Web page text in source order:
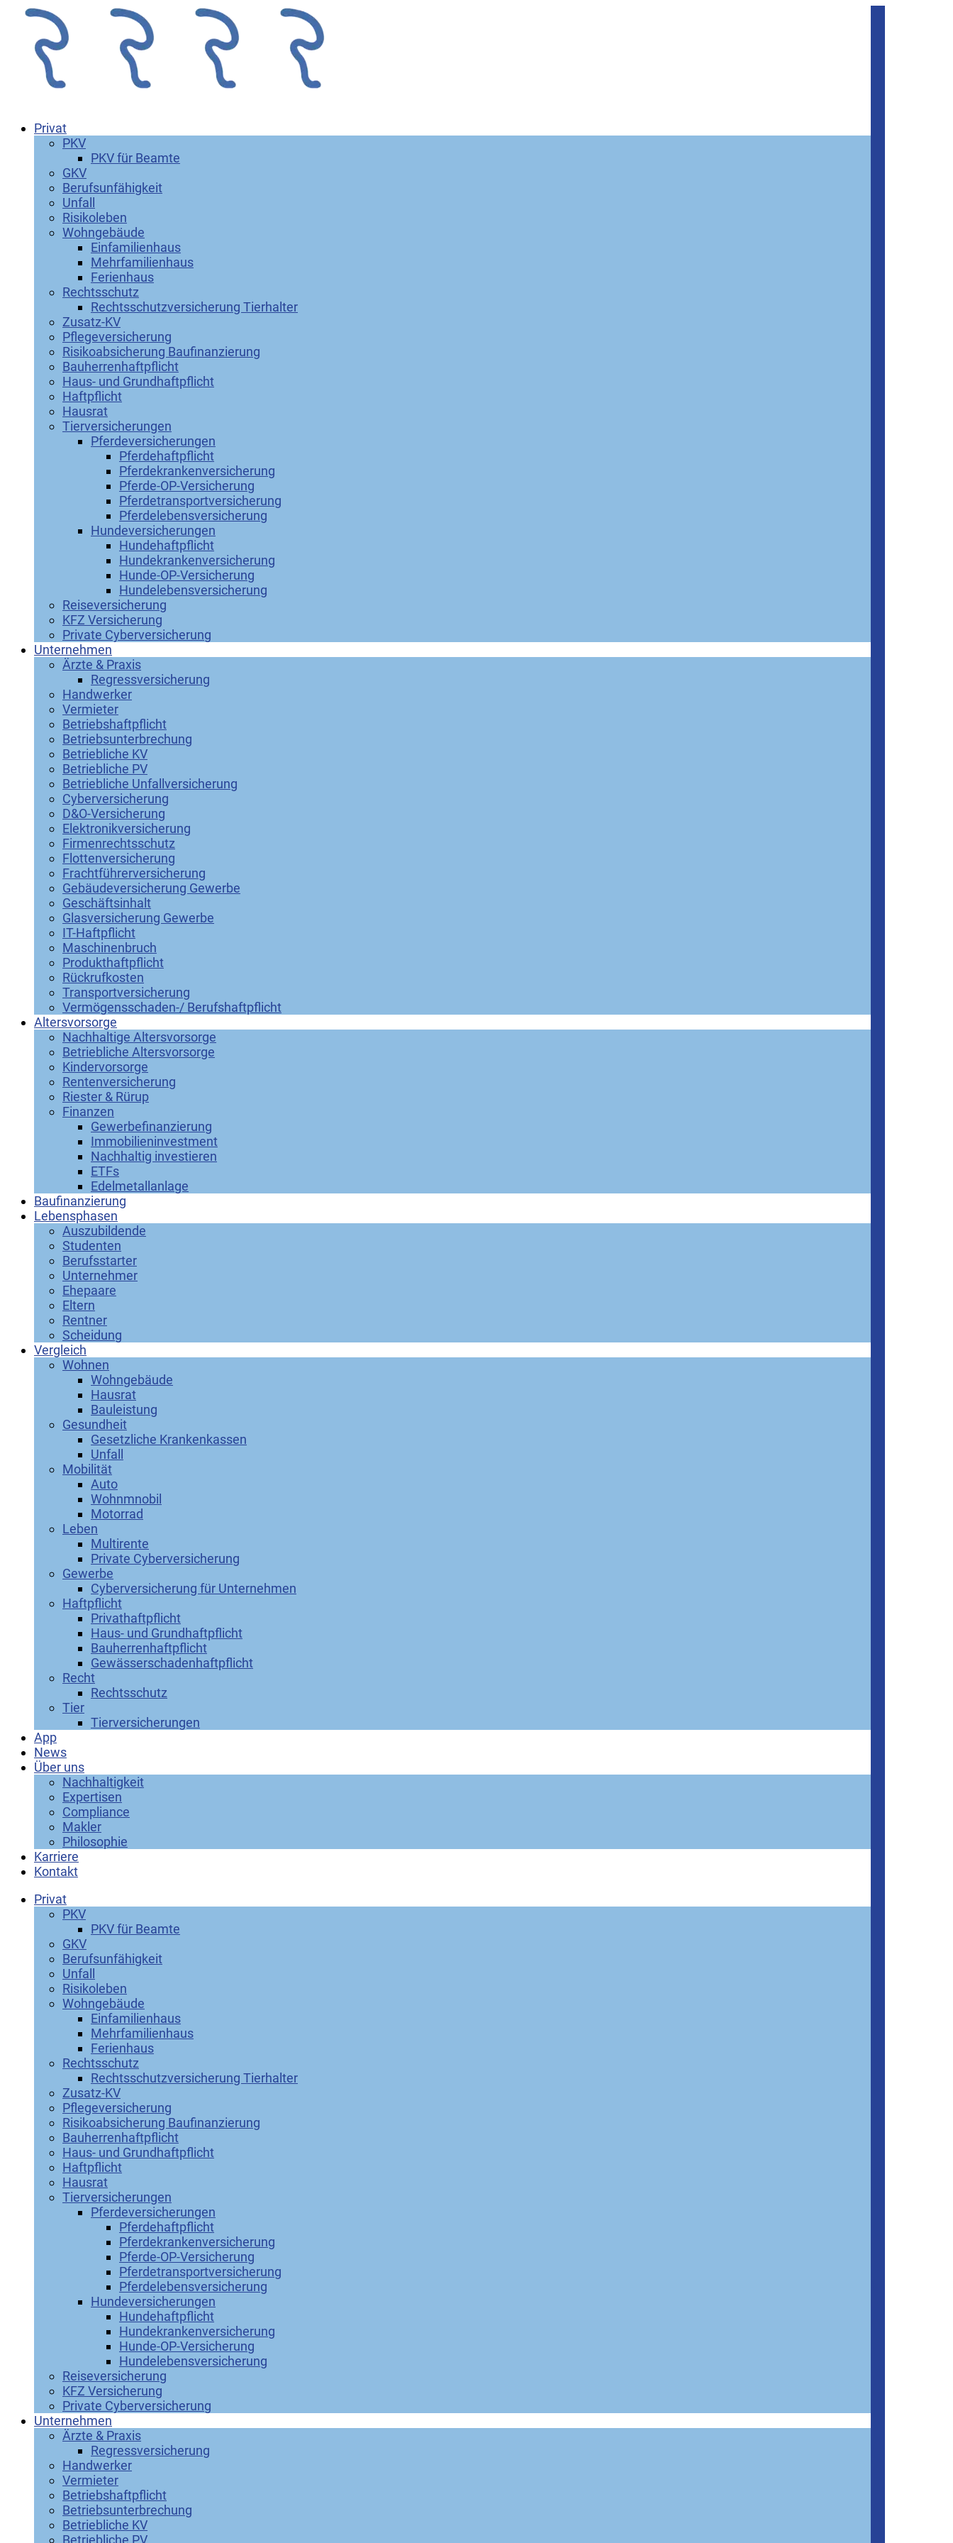
Privat
PKV
PKV für Beamte
GKV
Berufsunfähigkeit
Unfall
Risikoleben
Wohngebäude
Einfamilienhaus
Mehrfamilienhaus
Ferienhaus
Rechtsschutz
Rechtsschutzversicherung Tierhalter
Zusatz-KV
Pflegeversicherung
Risikoabsicherung Baufinanzierung
Bauherrenhaftpflicht
Haus- und Grundhaftpflicht
Haftpflicht
Hausrat
Tierversicherungen
Pferdeversicherungen
Pferdehaftpflicht
Pferdekrankenversicherung
Pferde-OP-Versicherung
Pferdetransportversicherung
Pferdelebensversicherung
Hundeversicherungen
Hundehaftpflicht
Hundekrankenversicherung
Hunde-OP-Versicherung
Hundelebensversicherung
Reiseversicherung
KFZ Versicherung
Private Cyberversicherung
Unternehmen
Ärzte & Praxis
Regressversicherung
Handwerker
Vermieter
Betriebshaftpflicht
Betriebsunterbrechung
Betriebliche KV
Betriebliche PV
Betriebliche Unfallversicherung
Cyberversicherung
D&O-Versicherung
Elektronikversicherung
Firmenrechtsschutz
Flottenversicherung
Frachtführerversicherung
Gebäudeversicherung Gewerbe
Geschäftsinhalt
Glasversicherung Gewerbe
IT-Haftpflicht
Maschinenbruch
Produkthaftpflicht
Rückrufkosten
Transportversicherung
Vermögensschaden-/ Berufshaftpflicht
Altersvorsorge
Nachhaltige Altersvorsorge
Betriebliche Altersvorsorge
Kindervorsorge
Rentenversicherung
Riester & Rürup
Finanzen
Gewerbefinanzierung
Immobilieninvestment
Nachhaltig investieren
ETFs
Edelmetallanlage
Baufinanzierung
Lebensphasen
Auszubildende
Studenten
Berufsstarter
Unternehmer
Ehepaare
Eltern
Rentner
Scheidung
Vergleich
Wohnen
Wohngebäude
Hausrat
Bauleistung
Gesundheit
Gesetzliche Krankenkassen
Unfall
Mobilität
Auto
Wohnmnobil
Motorrad
Leben
Multirente
Private Cyberversicherung
Gewerbe
Cyberversicherung für Unternehmen
Haftpflicht
Privathaftpflicht
Haus- und Grundhaftpflicht
Bauherrenhaftpflicht
Gewässerschadenhaftpflicht
Recht
Rechtsschutz
Tier
Tierversicherungen
App
News
Über uns
Nachhaltigkeit
Expertisen
Compliance
Makler
Philosophie
Karriere
Kontakt
Privat
PKV
PKV für Beamte
GKV
Berufsunfähigkeit
Unfall
Risikoleben
Wohngebäude
Einfamilienhaus
Mehrfamilienhaus
Ferienhaus
Rechtsschutz
Rechtsschutzversicherung Tierhalter
Zusatz-KV
Pflegeversicherung
Risikoabsicherung Baufinanzierung
Bauherrenhaftpflicht
Haus- und Grundhaftpflicht
Haftpflicht
Hausrat
Tierversicherungen
Pferdeversicherungen
Pferdehaftpflicht
Pferdekrankenversicherung
Pferde-OP-Versicherung
Pferdetransportversicherung
Pferdelebensversicherung
Hundeversicherungen
Hundehaftpflicht
Hundekrankenversicherung
Hunde-OP-Versicherung
Hundelebensversicherung
Reiseversicherung
KFZ Versicherung
Private Cyberversicherung
Unternehmen
Ärzte & Praxis
Regressversicherung
Handwerker
Vermieter
Betriebshaftpflicht
Betriebsunterbrechung
Betriebliche KV
Betriebliche PV